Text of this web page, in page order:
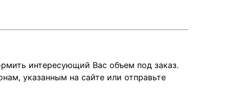
интересующий Вас объем под заказ.
указанным на сайте или отправьте